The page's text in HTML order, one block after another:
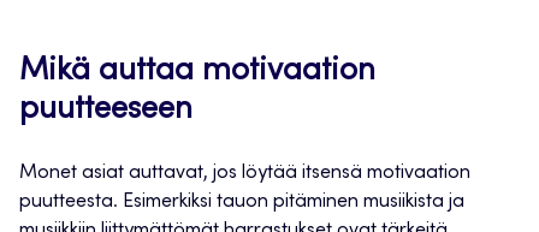
Mikä auttaa motivaation
puutteeseen
Monet asiat auttavat, jos löytää itsensä motivaation
puutteesta. Esimerkiksi tauon pitäminen musiikista ja